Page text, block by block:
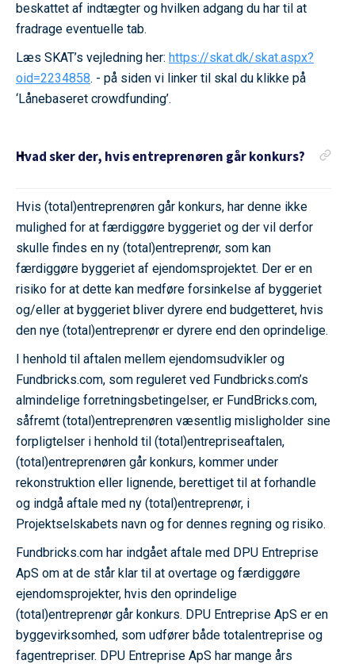
beskattet af indtægter og hvilken adgang du har til at
fradrage eventuelle tab.
Læs SKAT’s vejledning her: https://skat.dk/skat.aspx?
oid=2234858. - på siden vi linker til skal du klikke på
‘Lånebaseret crowdfunding’.
Hvad sker der, hvis entreprenøren går konkurs?
Hvis (total)entreprenøren går konkurs, har denne ikke
mulighed for at færdiggøre byggeriet og der vil derfor
skulle findes en ny (total)entreprenør, som kan
færdiggøre byggeriet af ejendomsprojektet. Der er en
risiko for at dette kan medføre forsinkelse af byggeriet
og/eller at byggeriet bliver dyrere end budgetteret, hvis
den nye (total)entreprenør er dyrere end den oprindelige.
I henhold til aftalen mellem ejendomsudvikler og
Fundbricks.com, som reguleret ved Fundbricks.com’s
almindelige forretningsbetingelser, er FundBricks.com,
såfremt (total)entreprenøren væsentlig misligholder sine
forpligtelser i henhold til (total)entrepriseaftalen,
(total)entreprenøren går konkurs, kommer under
rekonstruktion eller lignende, berettiget til at forhandle
og indgå aftale med ny (total)entreprenør, i
Projektselskabets navn og for dennes regning og risiko.
Fundbricks.com har indgået aftale med DPU Entreprise
ApS om at de står klar til at overtage og færdiggøre
ejendomsprojekter, hvis den oprindelige
(total)entreprenør går konkurs. DPU Entreprise ApS er en
byggevirksomhed, som udfører både totalentreprise og
fagentrepriser. DPU Entreprise ApS har mange års